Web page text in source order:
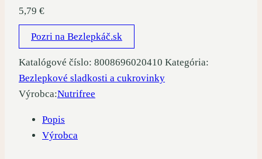
5,79 €
Pozri na Bezlepkáč.sk
Katalógové číslo: 8008696020410 Kategória:
Bezlepkové sladkosti a cukrovinky
Výrobca:Nutrifree
Popis
Výrobca